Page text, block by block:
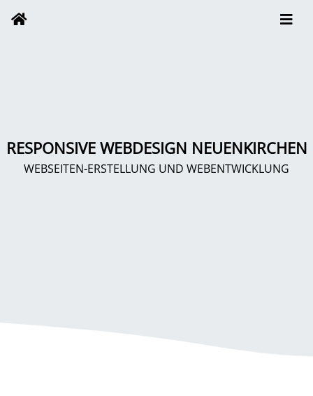
RESPONSIVE WEBDESIGN NEUENKIRCHEN
WEBSEITEN-ERSTELLUNG UND WEBENTWICKLUNG